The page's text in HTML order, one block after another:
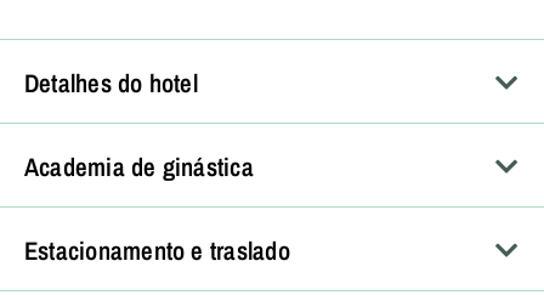
Detalhes do hotel
Academia de ginástica
Estacionamento e traslado